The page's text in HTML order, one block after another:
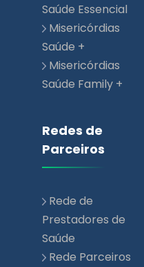
Saúde Essencial
Misericórdias
Saúde +
Misericórdias
Saúde Family +
Redes de
Parceiros
Rede de
Prestadores de
Saúde
Rede Parceiros